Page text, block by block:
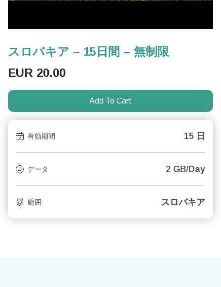
スロバキア – 15日間 – 無制限
EUR 20.00
Add To Cart
有効期間 15 日
データ 2 GB/Day
範囲 スロバキア